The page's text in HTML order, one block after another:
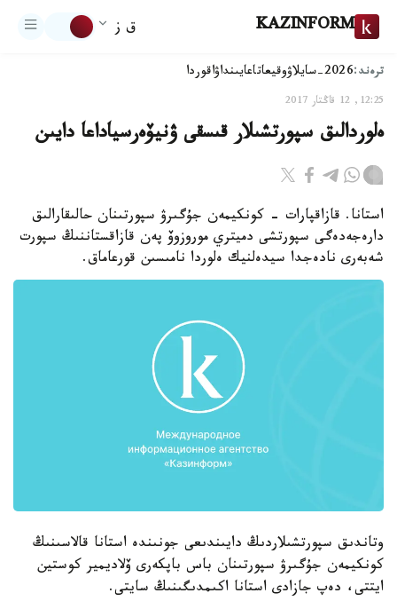
KAZINFORM ق ز
ترەند:2026-سايلاۋ وقيعاتاعايىنداۋاقوردا
12:25, 12 قاڭتار 2017
ەلوردالىق سپورتشىلار قىسقى ۋنيۆەرسياداعا دايىن
استانا. قازاقپارات - كونكيمەن جۇگىرۋ سپورتىنان حالىقارالىق
دارەجەدەگى سپورتشى دميتري موروزوۆ پەن قازاقستاننىڭ سپورت
شەبەرى نادەجدا سيدەلنيك ەلوردا نامىسىن قورعاماق.
وتاندىق سپورتشىلاردىڭ دايىندىعى جونىندە استانا قالاسىنىڭ
كونكيمەن جۇگىرۋ سپورتىنان باس باپكەرى ۆلاديمير كوستين
ايتتى، دەپ جازادى استانا اكىمدىگىنىڭ سايتى.